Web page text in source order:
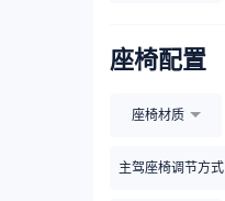
座椅配置
座椅材质
主驾座椅调节方式